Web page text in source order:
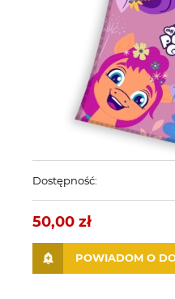
Dostępność:
50,00 zł
POWIADOM O